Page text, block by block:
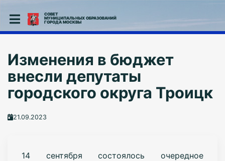
СОВЕТ
МУНИЦИПАЛЬНЫХ ОБРАЗОВАНИЙ
ГОРОДА МОСКВЫ
Изменения в бюджет
внесли депутаты
городского округа Троицк
21.09.2023
14 сентября состоялось очередное